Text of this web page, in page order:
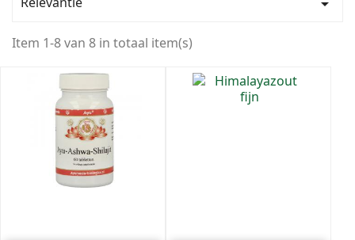
Himalaya
5

Item 1-8 van 8 in totaal item(s)